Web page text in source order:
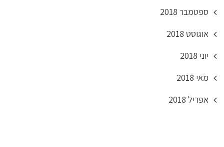
ספטמבר 2018
אוגוסט 2018
יוני 2018
מאי 2018
אפריל 2018